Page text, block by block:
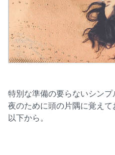
特別な準備の要らないシン
夜のために頭の片隅に覚え
以下から。